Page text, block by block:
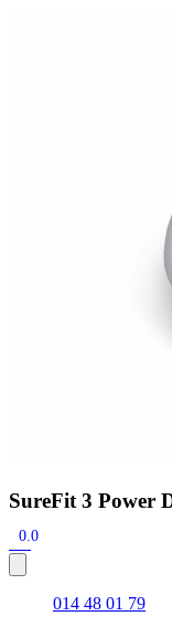
Oticon Intent 1 -
De Oticon Intent is
SureFit 3 Power
0.0
014 48 01 79